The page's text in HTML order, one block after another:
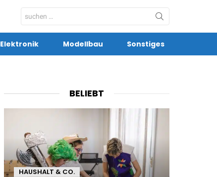
Search
for:
Elektronik Modellbau Sonstiges
BELIEBT
HAUSHALT & CO.